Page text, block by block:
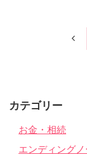
カテゴリー
お金・相続
エンディングノ